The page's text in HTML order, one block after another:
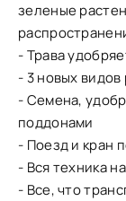
зеленые
- Трава
- 3 новых
- Семена,
поддонами
- Поезд и кран
- Вся техника
- Все, что